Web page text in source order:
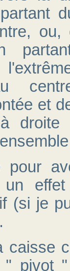
ou,
et
pour
effet
(si je
caisse
" pivot